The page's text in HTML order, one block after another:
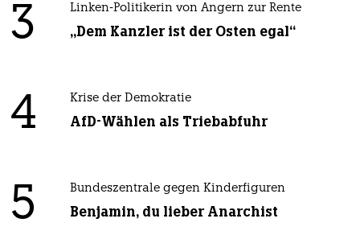
3 Linken-Politikerin von Angern zur Rente
„Dem Kanzler ist der Osten egal“
4 Krise der Demokratie
AfD-Wählen als Triebabfuhr
5 Bundeszentrale gegen Kinderfiguren
Benjamin, du lieber Anarchist